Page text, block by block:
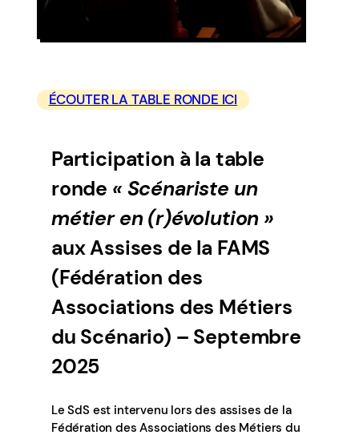
ÉCOUTER LA TABLE RONDE ICI
Participation à la table
ronde « Scénariste un
métier en (r)évolution »
aux Assises de la FAMS
(Fédération des
Associations des Métiers
du Scénario) – Septembre
2025
Le SdS est intervenu lors des assises de la
Fédération des Associations des Métiers du